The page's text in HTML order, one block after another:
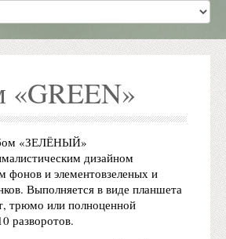
«GREEN»
«ЗЕЛЁНЫЙ»
дизайном
фонов и элементовзеленых и
Выполняется в виде планшета
трюмо или полноценной
разворотов.